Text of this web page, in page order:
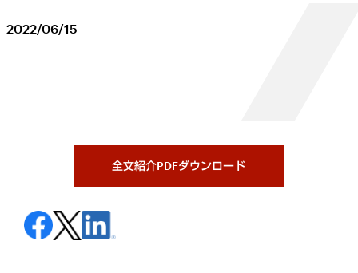
2022/06/15
全文紹介PDFダウンロード